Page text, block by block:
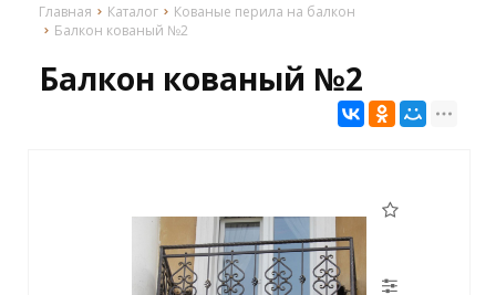
Главная Каталог
Кованые перила на балкон
Балкон кованый №2
Балкон кованый №2